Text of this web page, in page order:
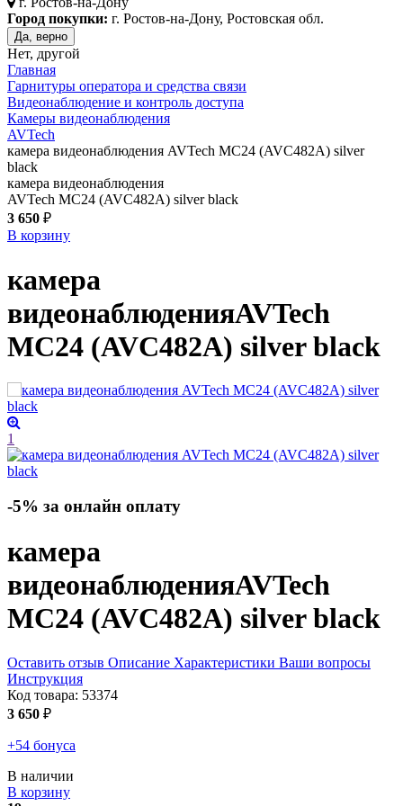
Город покупки: г. Ростов-на-Дону, Ростовская обл.
Да, верно
Нет, другой
Главная
Гарнитуры оператора и средства связи
Видеонаблюдение и контроль доступа
Камеры видеонаблюдения
AVTech
камера видеонаблюдения AVTech MC24 (AVC482A) silver
black
камера видеонаблюдения
AVTech MC24 (AVC482A) silver black
3 650 ₽
В корзину
камера
видеонаблюденияAVTech
MC24 (AVC482A) silver black
1
-5% за онлайн оплату
камера
видеонаблюденияAVTech
MC24 (AVC482A) silver black
Оставить отзыв Описание Характеристики Ваши вопросы
Инструкция
Код товара: 53374
3 650 ₽
+54 бонуса
В наличии
В корзину